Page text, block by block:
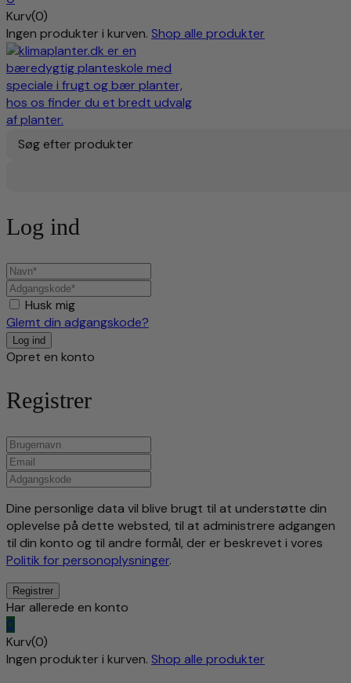
Kurv(0)
Ingen produkter i kurven. Shop alle produkter
Søg efter produkter
Log ind
Husk mig
Glemt din adgangskode?
Opret en konto
Registrer
Dine personlige data vil blive brugt til at understøtte din
oplevelse på dette websted, til at administrere adgangen
til din konto og til andre formål, der er beskrevet i vores
Politik for personoplysninger.
Har allerede en konto
0
Kurv(0)
Ingen produkter i kurven. Shop alle produkter